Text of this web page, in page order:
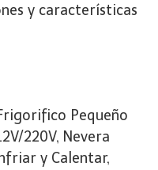
y características
Pequeño
220V, Nevera
y Calentar,